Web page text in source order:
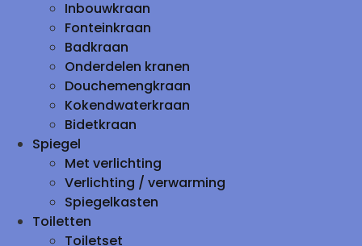
Inbouwkraan
Fonteinkraan
Badkraan
Onderdelen kranen
Douchemengkraan
Kokendwaterkraan
Bidetkraan
Spiegel
Met verlichting
Verlichting / verwarming
Spiegelkasten
Toiletten
Toiletset